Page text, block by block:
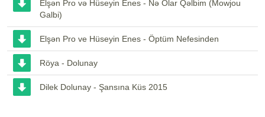
Elşən Pro və Hüseyin Enes - Nə Olar Qəlbim (Mowjou
Galbi)
Elşən Pro ve Hüseyin Enes - Öptüm Nefesinden
Röya - Dolunay
Dilek Dolunay - Şansına Küs 2015